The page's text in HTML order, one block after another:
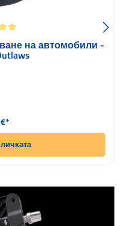
на автомобили -
цена: